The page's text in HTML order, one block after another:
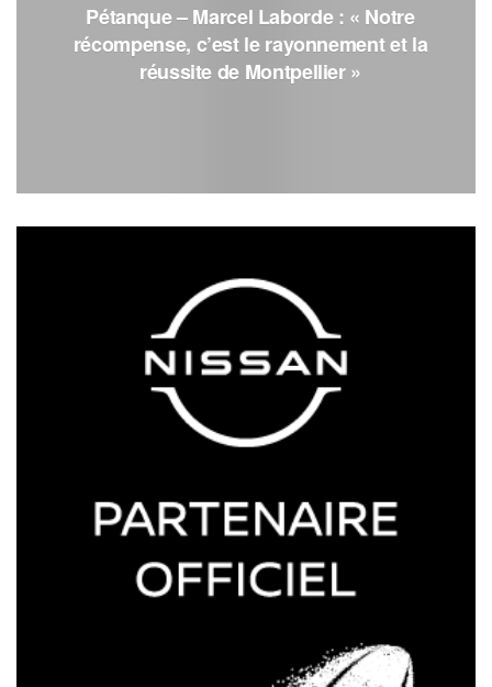
Pétanque – Marcel Laborde : « Notre
récompense, c’est le rayonnement et la
réussite de Montpellier »